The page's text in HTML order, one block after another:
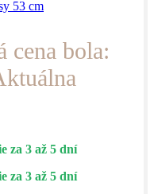
53 cm
cena bola:
za 3 až 5 dní
za 3 až 5 dní